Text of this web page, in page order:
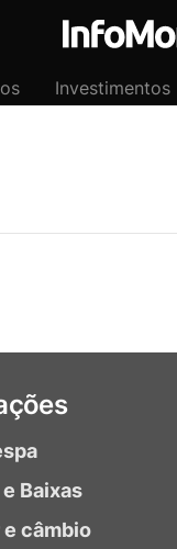
Investimentos
Baixas
e câmbio